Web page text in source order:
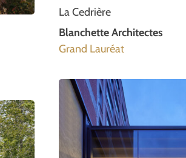
La Cedrière
Blanchette Architectes
Grand Lauréat